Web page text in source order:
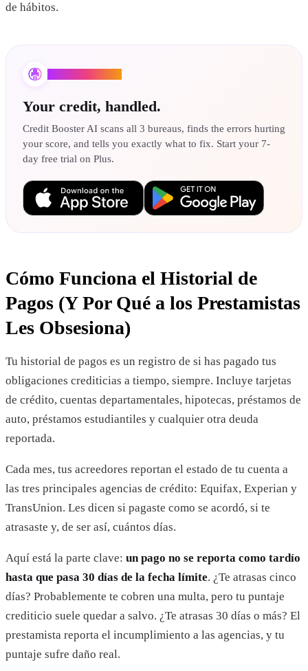
de hábitos.
Your credit, handled.
Credit Booster AI scans all 3 bureaus, finds the errors hurting
your score, and tells you exactly what to fix. Start your 7-
day free trial on Plus.
Cómo Funciona el Historial de
Pagos (Y Por Qué a los Prestamistas
Les Obsesiona)
Tu historial de pagos es un registro de si has pagado tus
obligaciones crediticias a tiempo, siempre. Incluye tarjetas
de crédito, cuentas departamentales, hipotecas, préstamos de
auto, préstamos estudiantiles y cualquier otra deuda
reportada.
Cada mes, tus acreedores reportan el estado de tu cuenta a
las tres principales agencias de crédito: Equifax, Experian y
TransUnion. Les dicen si pagaste como se acordó, si te
atrasaste y, de ser así, cuántos días.
Aquí está la parte clave: un pago no se reporta como tardío
hasta que pasa 30 días de la fecha límite. ¿Te atrasas cinco
días? Probablemente te cobren una multa, pero tu puntaje
crediticio suele quedar a salvo. ¿Te atrasas 30 días o más? El
prestamista reporta el incumplimiento a las agencias, y tu
puntaje sufre daño real.